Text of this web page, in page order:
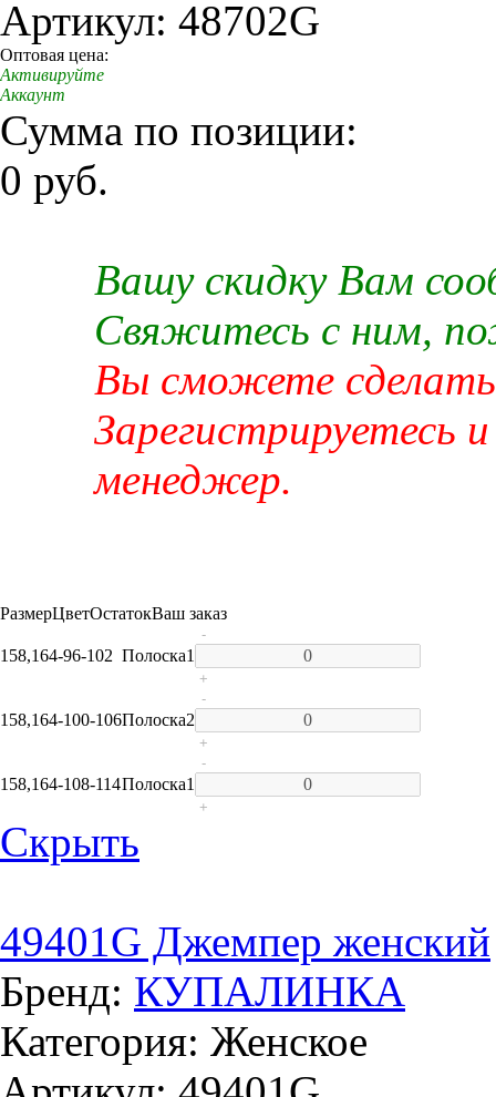
Артикул: 48702G
Оптовая цена:
Активируйте
Аккаунт
Сумма по позиции:
0 руб.
Вашу скидку Вам
Свяжитесь с ним,
Вы сможете сделать
Зарегистрируетесь
менеджер.
РазмерЦветОстатокВаш заказ
158,164-96-102 Полоска1
-
+
158,164-100-106Полоска2
-
+
158,164-108-114Полоска1
-
+
Скрыть
49401G Джемпер женский
Бренд: КУПАЛИНКА
Категория: Женское